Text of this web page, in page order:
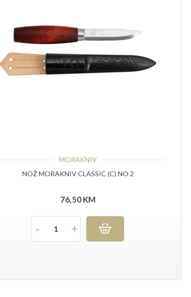
MORAKNIV
NOŽ MORAKNIV CLASSIC (C) NO 2
76,50KM
Količina